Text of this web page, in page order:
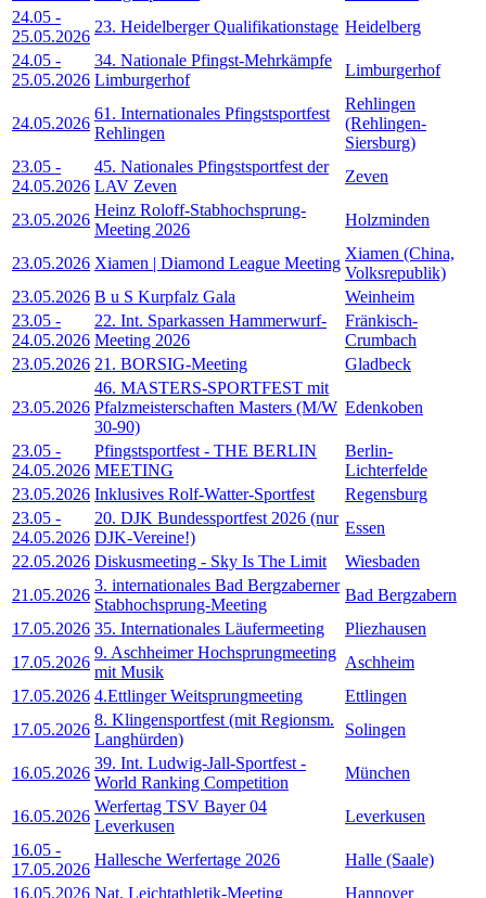
24.05 -
25.05.2026
23. Heidelberger Qualifikationstage Heidelberg
24.05 -
25.05.2026
34. Nationale Pfingst-Mehrkämpfe
Limburgerhof
Limburgerhof
24.05.2026
61. Internationales Pfingstsportfest
Rehlingen
Rehlingen
(Rehlingen-
Siersburg)
23.05 -
24.05.2026
45. Nationales Pfingstsportfest der
LAV Zeven
Zeven
23.05.2026
Heinz Roloff-Stabhochsprung-
Meeting 2026
Holzminden
23.05.2026 Xiamen | Diamond League Meeting
Xiamen (China,
Volksrepublik)
23.05.2026 B u S Kurpfalz Gala
Weinheim
23.05 -
24.05.2026
22. Int. Sparkassen Hammerwurf-
Meeting 2026
Fränkisch-
Crumbach
23.05.2026 21. BORSIG-Meeting Gladbeck
23.05.2026
46. MASTERS-SPORTFEST mit
Pfalzmeisterschaften Masters (M/W
30-90)
Edenkoben
23.05 -
24.05.2026
Pfingstsportfest - THE BERLIN
MEETING
Berlin-
Lichterfelde
23.05.2026 Inklusives Rolf-Watter-Sportfest
Regensburg
23.05 -
24.05.2026
20. DJK Bundessportfest 2026 (nur
DJK-Vereine!)
Essen
22.05.2026 Diskusmeeting - Sky Is The Limit
Wiesbaden
21.05.2026
3. internationales Bad Bergzaberner
Stabhochsprung-Meeting
Bad Bergzabern
17.05.2026 35. Internationales Läufermeeting
Pliezhausen
17.05.2026
9. Aschheimer Hochsprungmeeting
mit Musik
Aschheim
17.05.2026 4.Ettlinger Weitsprungmeeting
Ettlingen
17.05.2026
8. Klingensportfest (mit Regionsm.
Langhürden)
Solingen
16.05.2026
39. Int. Ludwig-Jall-Sportfest -
World Ranking Competition
München
16.05.2026
Werfertag TSV Bayer 04
Leverkusen
Leverkusen
16.05 -
17.05.2026
Hallesche Werfertage 2026
Halle (Saale)
16.05.2026 Nat. Leichtathletik-Meeting Hannover